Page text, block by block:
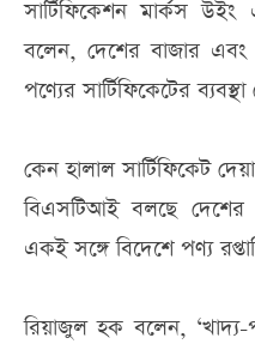
সার্টিফিকেশন মার্কস
বলেন, দেশের বাজার এবং
পণ্যের সার্টিফিকেটের
কেন হালাল সার্টিফিকেট
বিএসটিআই বলছে
একই সঙ্গে বিদেশে পণ্য
রিয়াজুল হক বলেন, ‘খাদ্য-